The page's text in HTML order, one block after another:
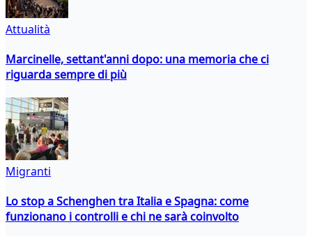
Attualità
Marcinelle, settant'anni dopo: una memoria che ci
riguarda sempre di più
Migranti
Lo stop a Schenghen tra Italia e Spagna: come
funzionano i controlli e chi ne sarà coinvolto